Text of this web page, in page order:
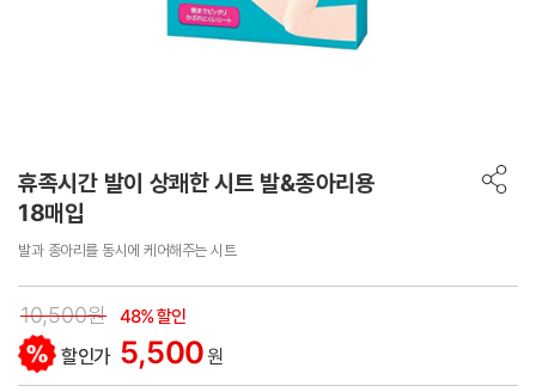
휴족시간 발이 상쾌한 시트 발&종아리용
18매입
발과 종아리를 동시에 케어해주는 시트
10,500원 48% 할인
할인가 5,500원